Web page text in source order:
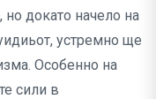
докато начело на
устремно ще
Особенно на
сили в